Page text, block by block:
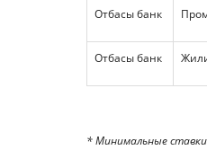
Отбасы банк
Отбасы банк
* Минимальные